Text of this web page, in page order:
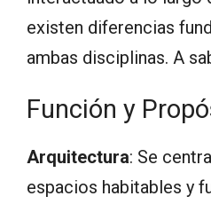
existen diferencias
ambas disciplinas. A
Función y
Arquitectura: Se
espacios habitables y